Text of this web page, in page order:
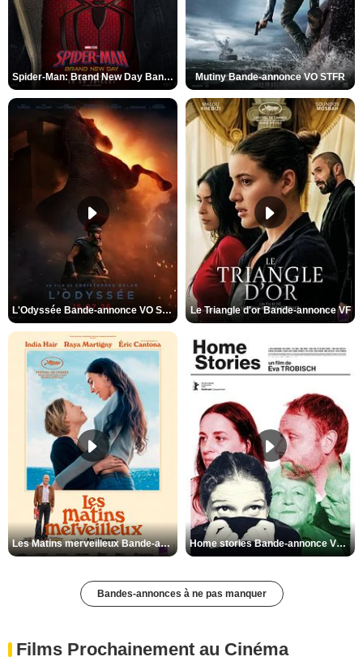
Spider-Man: Brand New Day Bande-annonce VO STFR Mutiny Bande-annonce VO STFR
L'Odyssée Bande-annonce VO STFR Le Triangle d'or Bande-annonce VF
Les Matins merveilleux Bande-annonce VF Home stories Bande-annonce VO STFR
Bandes-annonces à ne pas manquer
Films Prochainement au Cinéma